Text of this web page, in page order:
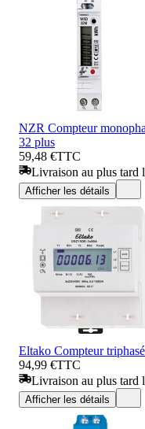
NZR Compteur
32 plus
59,48 €TTC
Livraison au plus tard
Afficher les détails
Eltako Compteur
94,99 €TTC
Livraison au plus tard
Afficher les détails